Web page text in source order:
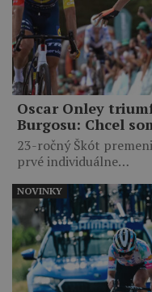
Oscar Onley
Burgosu: Chcel
23-ročný Škót
prvé individuálne…
NOVINKY